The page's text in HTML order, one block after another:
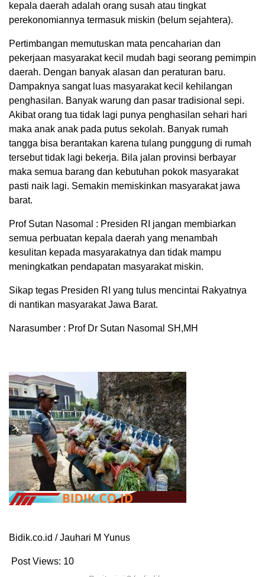
kepala daerah adalah orang susah atau tingkat
perekonomiannya termasuk miskin (belum sejahtera).
Pertimbangan memutuskan mata pencaharian dan
pekerjaan masyarakat kecil mudah bagi seorang pemimpin
daerah. Dengan banyak alasan dan peraturan baru.
Dampaknya sangat luas masyarakat kecil kehilangan
penghasilan. Banyak warung dan pasar tradisional sepi.
Akibat orang tua tidak lagi punya penghasilan sehari hari
maka anak anak pada putus sekolah. Banyak rumah
tangga bisa berantakan karena tulang punggung di rumah
tersebut tidak lagi bekerja. Bila jalan provinsi berbayar
maka semua barang dan kebutuhan pokok masyarakat
pasti naik lagi. Semakin memiskinkan masyarakat jawa
barat.
Prof Sutan Nasomal : Presiden RI jangan membiarkan
semua perbuatan kepala daerah yang menambah
kesulitan kepada masyarakatnya dan tidak mampu
meningkatkan pendapatan masyarakat miskin.
Sikap tegas Presiden RI yang tulus mencintai Rakyatnya
di nantikan masyarakat Jawa Barat.
Narasumber : Prof Dr Sutan Nasomal SH,MH
Bidik.co.id / Jauhari M Yunus
Post Views: 10